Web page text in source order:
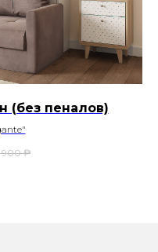
(без пеналов)
900₱